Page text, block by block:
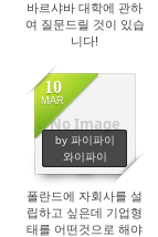
바르샤바 대학에 관하
여 질문드릴 것이 있습
니다!
No Image
10
MAR
by 파이파이
와이파이
2631
폴란드에 자회사를 설
립하고 싶은데 기업형
태를 어떤것으로 해야